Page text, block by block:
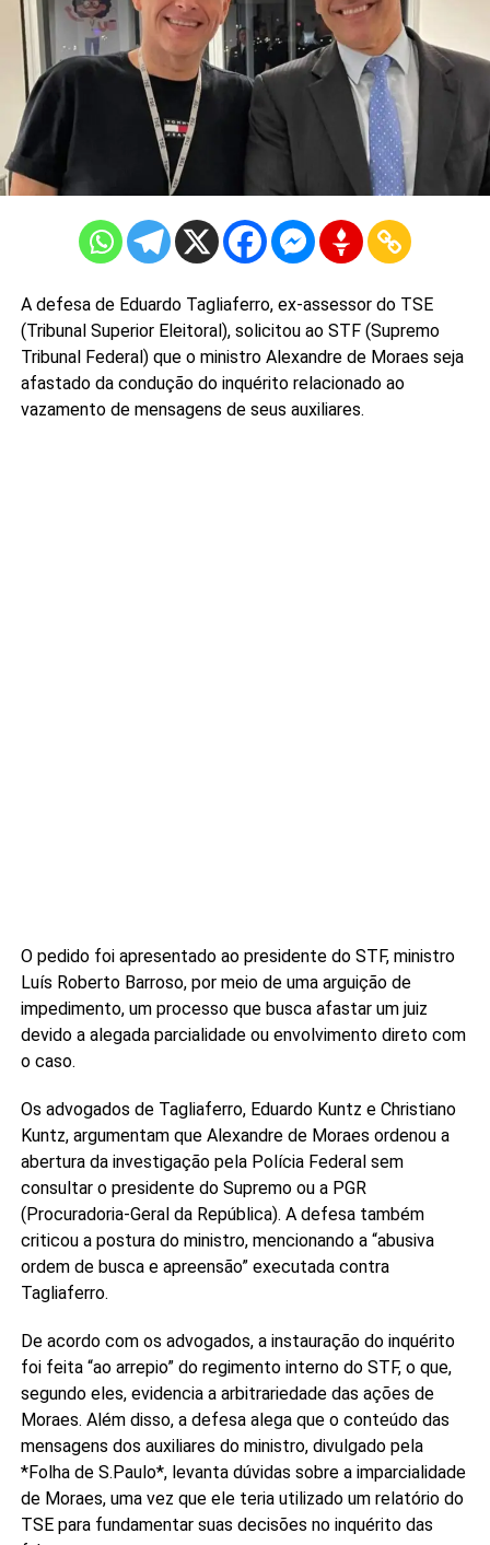
A defesa de Eduardo Tagliaferro, ex-assessor do TSE
(Tribunal Superior Eleitoral), solicitou ao STF (Supremo
Tribunal Federal) que o ministro Alexandre de Moraes seja
afastado da condução do inquérito relacionado ao
vazamento de mensagens de seus auxiliares.
O pedido foi apresentado ao presidente do STF, ministro
Luís Roberto Barroso, por meio de uma arguição de
impedimento, um processo que busca afastar um juiz
devido a alegada parcialidade ou envolvimento direto com
o caso.
Os advogados de Tagliaferro, Eduardo Kuntz e Christiano
Kuntz, argumentam que Alexandre de Moraes ordenou a
abertura da investigação pela Polícia Federal sem
consultar o presidente do Supremo ou a PGR
(Procuradoria-Geral da República). A defesa também
criticou a postura do ministro, mencionando a “abusiva
ordem de busca e apreensão” executada contra
Tagliaferro.
De acordo com os advogados, a instauração do inquérito
foi feita “ao arrepio” do regimento interno do STF, o que,
segundo eles, evidencia a arbitrariedade das ações de
Moraes. Além disso, a defesa alega que o conteúdo das
mensagens dos auxiliares do ministro, divulgado pela
*Folha de S.Paulo*, levanta dúvidas sobre a imparcialidade
de Moraes, uma vez que ele teria utilizado um relatório do
TSE para fundamentar suas decisões no inquérito das